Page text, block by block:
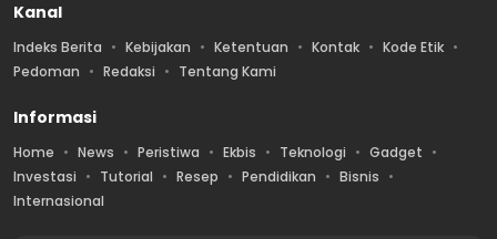
Kanal
Indeks Berita Kebijakan Ketentuan Kontak
Kode Etik
Pedoman
Redaksi Tentang Kami
Informasi
Home News Peristiwa Ekbis Teknologi
Gadget
Investasi
Tutorial Resep Pendidikan
Bisnis
Internasional